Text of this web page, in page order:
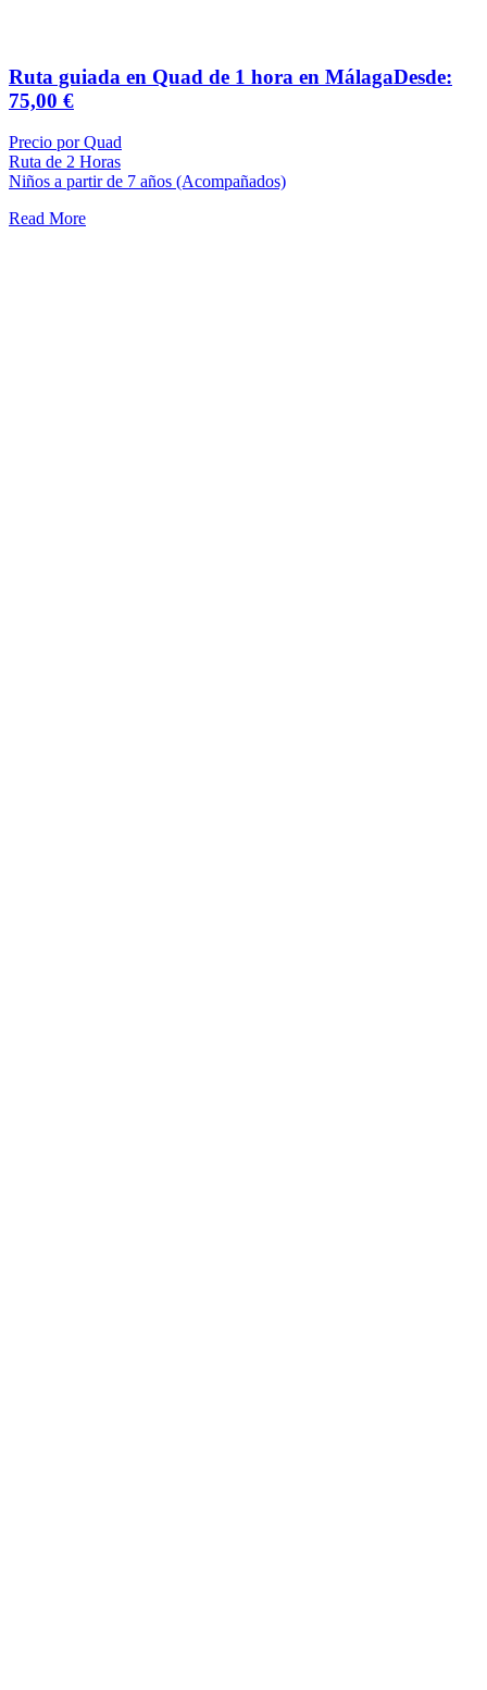
Ruta guiada en Quad de 1 hora en MálagaDesde:
75,00 €
Precio por Quad
Ruta de 2 Horas
Niños a partir de 7 años (Acompañados)
Read More